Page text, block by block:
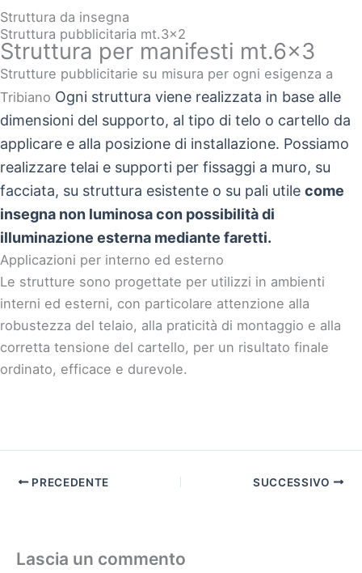
Struttura da insegna
Struttura pubblicitaria mt.3x2
Struttura per manifesti mt.6x3
Strutture pubblicitarie su misura per ogni esigenza a
Tribiano Ogni struttura viene realizzata in base alle
dimensioni del supporto, al tipo di telo o cartello da
applicare e alla posizione di installazione. Possiamo
realizzare telai e supporti per fissaggi a muro, su
facciata, su struttura esistente o su pali utile come
insegna non luminosa con possibilità di
illuminazione esterna mediante faretti.
Applicazioni per interno ed esterno
Le strutture sono progettate per utilizzi in ambienti
interni ed esterni, con particolare attenzione alla
robustezza del telaio, alla praticità di montaggio e alla
corretta tensione del cartello, per un risultato finale
ordinato, efficace e durevole.
PRECEDENTE SUCCESSIVO
Lascia un commento